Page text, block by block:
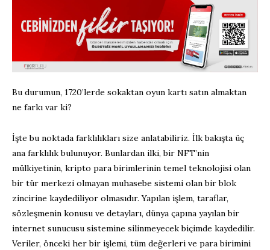
Bu durumun, 1720’lerde sokaktan oyun kartı satın almaktan
ne farkı var ki?
İşte bu noktada farklılıkları size anlatabiliriz. İlk bakışta üç
ana farklılık bulunuyor. Bunlardan ilki, bir NFT’nin
mülkiyetinin, kripto para birimlerinin temel teknolojisi olan
bir tür merkezi olmayan muhasebe sistemi olan bir blok
zincirine kaydediliyor olmasıdır. Yapılan işlem, taraflar,
sözleşmenin konusu ve detayları, dünya çapına yayılan bir
internet sunucusu sistemine silinmeyecek biçimde kaydedilir.
Veriler, önceki her bir işlemi, tüm değerleri ve para birimini